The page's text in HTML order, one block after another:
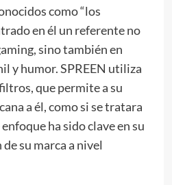
como “los
en él un referente no
sino también en
y humor. SPREEN utiliza
que permite a su
a él, como si se tratara
ha sido clave en su
su marca a nivel